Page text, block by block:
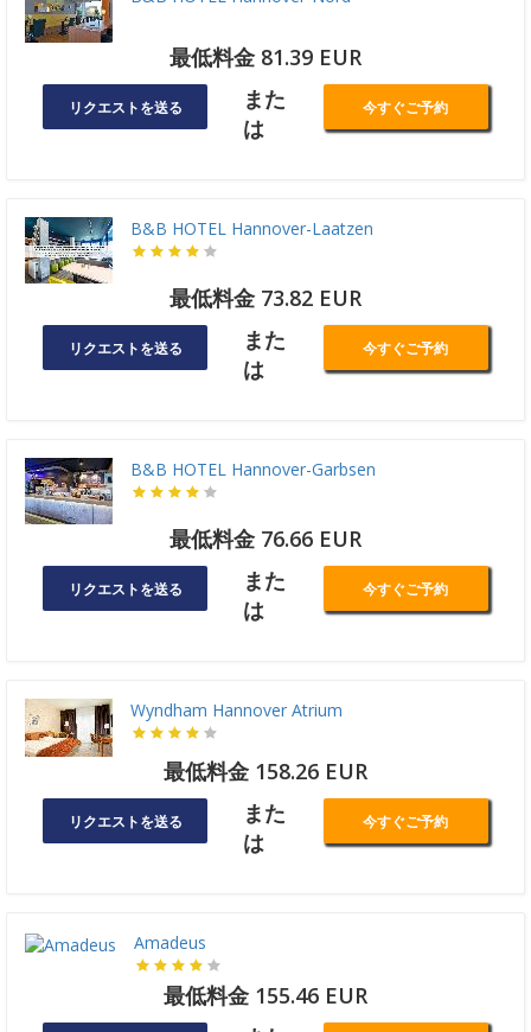
最低料金 81.39 EUR
リクエストを送る
また
は
今すぐご予約
B&B HOTEL Hannover-Laatzen
最低料金 73.82 EUR
リクエストを送る
また
は
今すぐご予約
B&B HOTEL Hannover-Garbsen
最低料金 76.66 EUR
リクエストを送る
また
は
今すぐご予約
Wyndham Hannover Atrium
最低料金 158.26 EUR
リクエストを送る
また
は
今すぐご予約
Amadeus
最低料金 155.46 EUR